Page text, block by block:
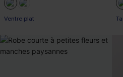
Ventre plat